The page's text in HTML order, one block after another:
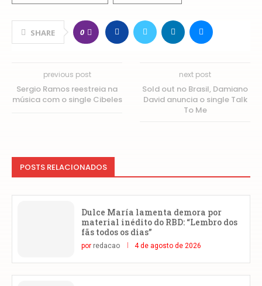
SHARE 0
previous post
Sergio Ramos reestreia na
música com o single Cibeles
next post
Sold out no Brasil, Damiano
David anuncia o single Talk
To Me
POSTS RELACIONADOS
Dulce María lamenta demora por
material inédito do RBD: “Lembro dos
fãs todos os dias”
por redacao 4 de agosto de 2026